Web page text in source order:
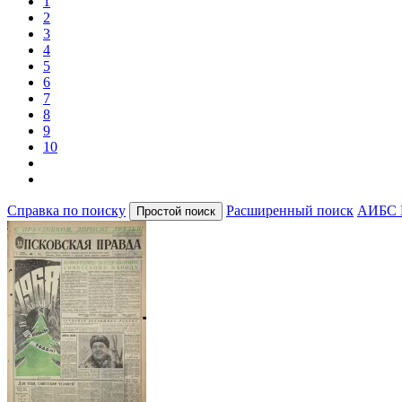
2
3
4
5
6
7
8
9
10
Справка по поиску Расширенный поиск АИБС